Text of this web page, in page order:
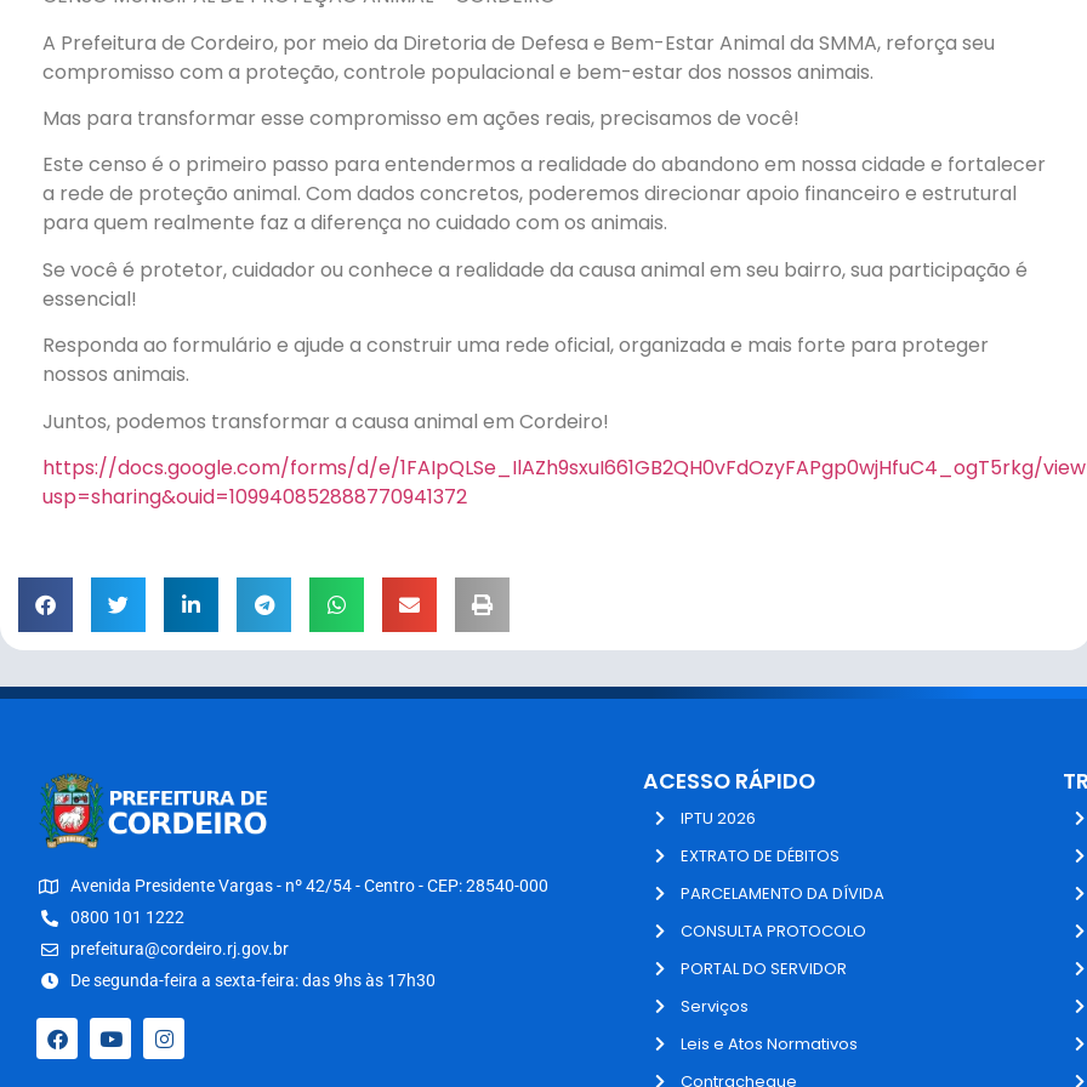
A Prefeitura de Cordeiro, por meio da Diretoria de Defesa e Bem-Estar Animal da SMMA, reforça seu
compromisso com a proteção, controle populacional e bem-estar dos nossos animais.
Mas para transformar esse compromisso em ações reais, precisamos de você!
Este censo é o primeiro passo para entendermos a realidade do abandono em nossa cidade e fortalecer
a rede de proteção animal. Com dados concretos, poderemos direcionar apoio financeiro e estrutural
para quem realmente faz a diferença no cuidado com os animais.
Se você é protetor, cuidador ou conhece a realidade da causa animal em seu bairro, sua participação é
essencial!
Responda ao formulário e ajude a construir uma rede oficial, organizada e mais forte para proteger
nossos animais.
Juntos, podemos transformar a causa animal em Cordeiro!
https://docs.google.com/forms/d/e/1FAIpQLSe_IlAZh9sxuI661GB2QH0vFdOzyFAPgp0wjHfuC4_ogT5rkg/
usp=sharing&ouid=109940852888770941372
Avenida Presidente Vargas - nº 42/54 - Centro - CEP: 28540-000
0800 101 1222
prefeitura@cordeiro.rj.gov.br
De segunda-feira a sexta-feira: das 9hs às 17h30
ACESSO RÁPIDO
IPTU 2026
EXTRATO DE DÉBITOS
PARCELAMENTO DA DÍVIDA
CONSULTA PROTOCOLO
PORTAL DO SERVIDOR
Serviços
Leis e Atos Normativos
Contracheque